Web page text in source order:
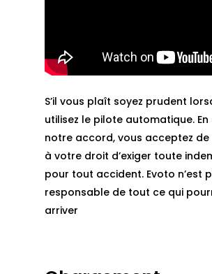
S’il vous plaît soyez prudent
utilisez le pilote automatique.
notre accord, vous acceptez de
à votre droit d’exiger toute
pour tout accident. Evoto n’est
responsable de tout ce qui
arriver